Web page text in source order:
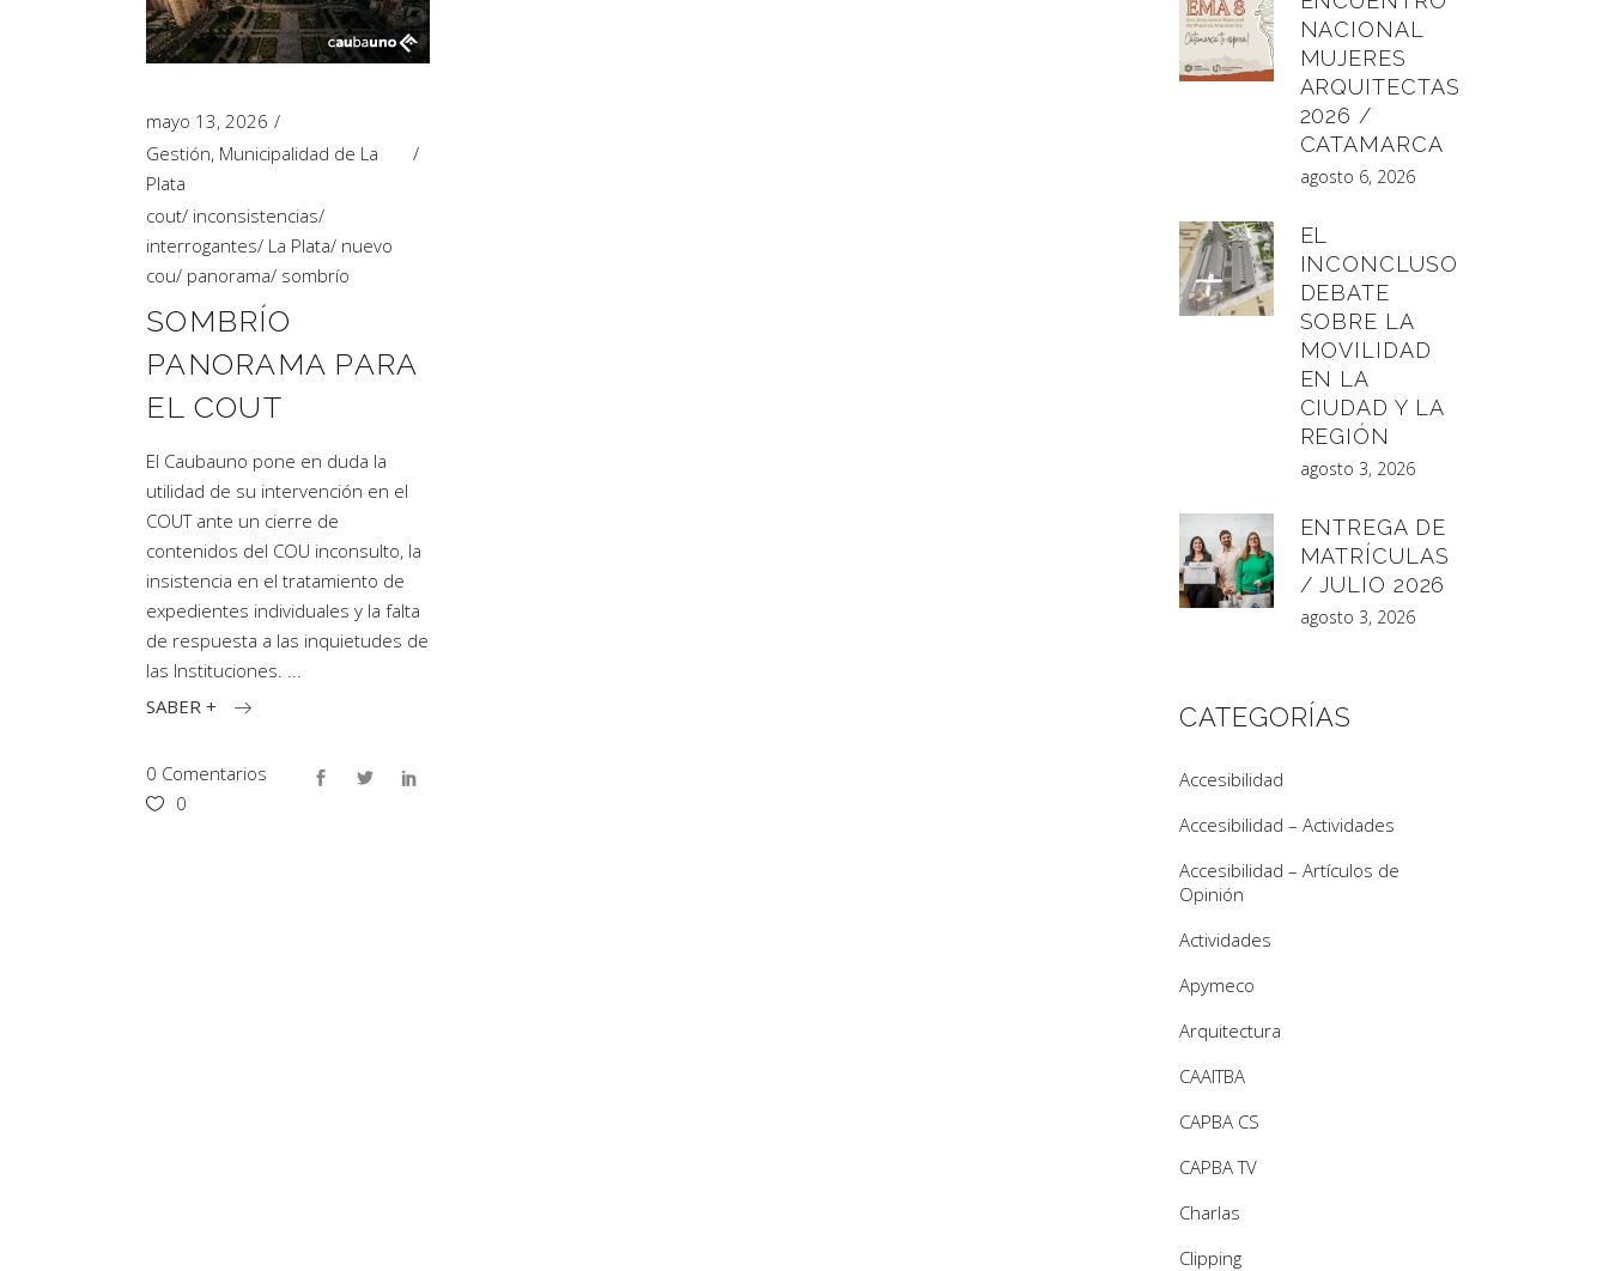
Artículos de Opinión
Actividades
mayo 13, 2026
Gestión, Municipalidad de La
Plata
cout/ inconsistencias/
interrogantes/ La Plata/ nuevo
cou/ panorama/ sombrío
SOMBRÍO
PANORAMA PARA
EL COUT
El Caubauno pone en duda la
utilidad de su intervención en el
COUT ante un cierre de
contenidos del COU inconsulto, la
insistencia en el tratamiento de
expedientes individuales y la falta
de respuesta a las inquietudes de
las Instituciones.
SABER +
0 Comentarios
0
NACIONAL
MUJERES
ARQUITECTAS
2026 /
CATAMARCA
agosto 6, 2026
EL
INCONCLUSO
DEBATE
SOBRE LA
MOVILIDAD
EN LA
CIUDAD Y LA
REGIÓN
agosto 3, 2026
ENTREGA DE
MATRÍCULAS
/ JULIO 2026
agosto 3, 2026
CATEGORÍAS
Accesibilidad
Accesibilidad – Actividades
Accesibilidad – Artículos de
Opinión
Actividades
Apymeco
Arquitectura
CAAITBA
CAPBA CS
CAPBA TV
Charlas
Clipping